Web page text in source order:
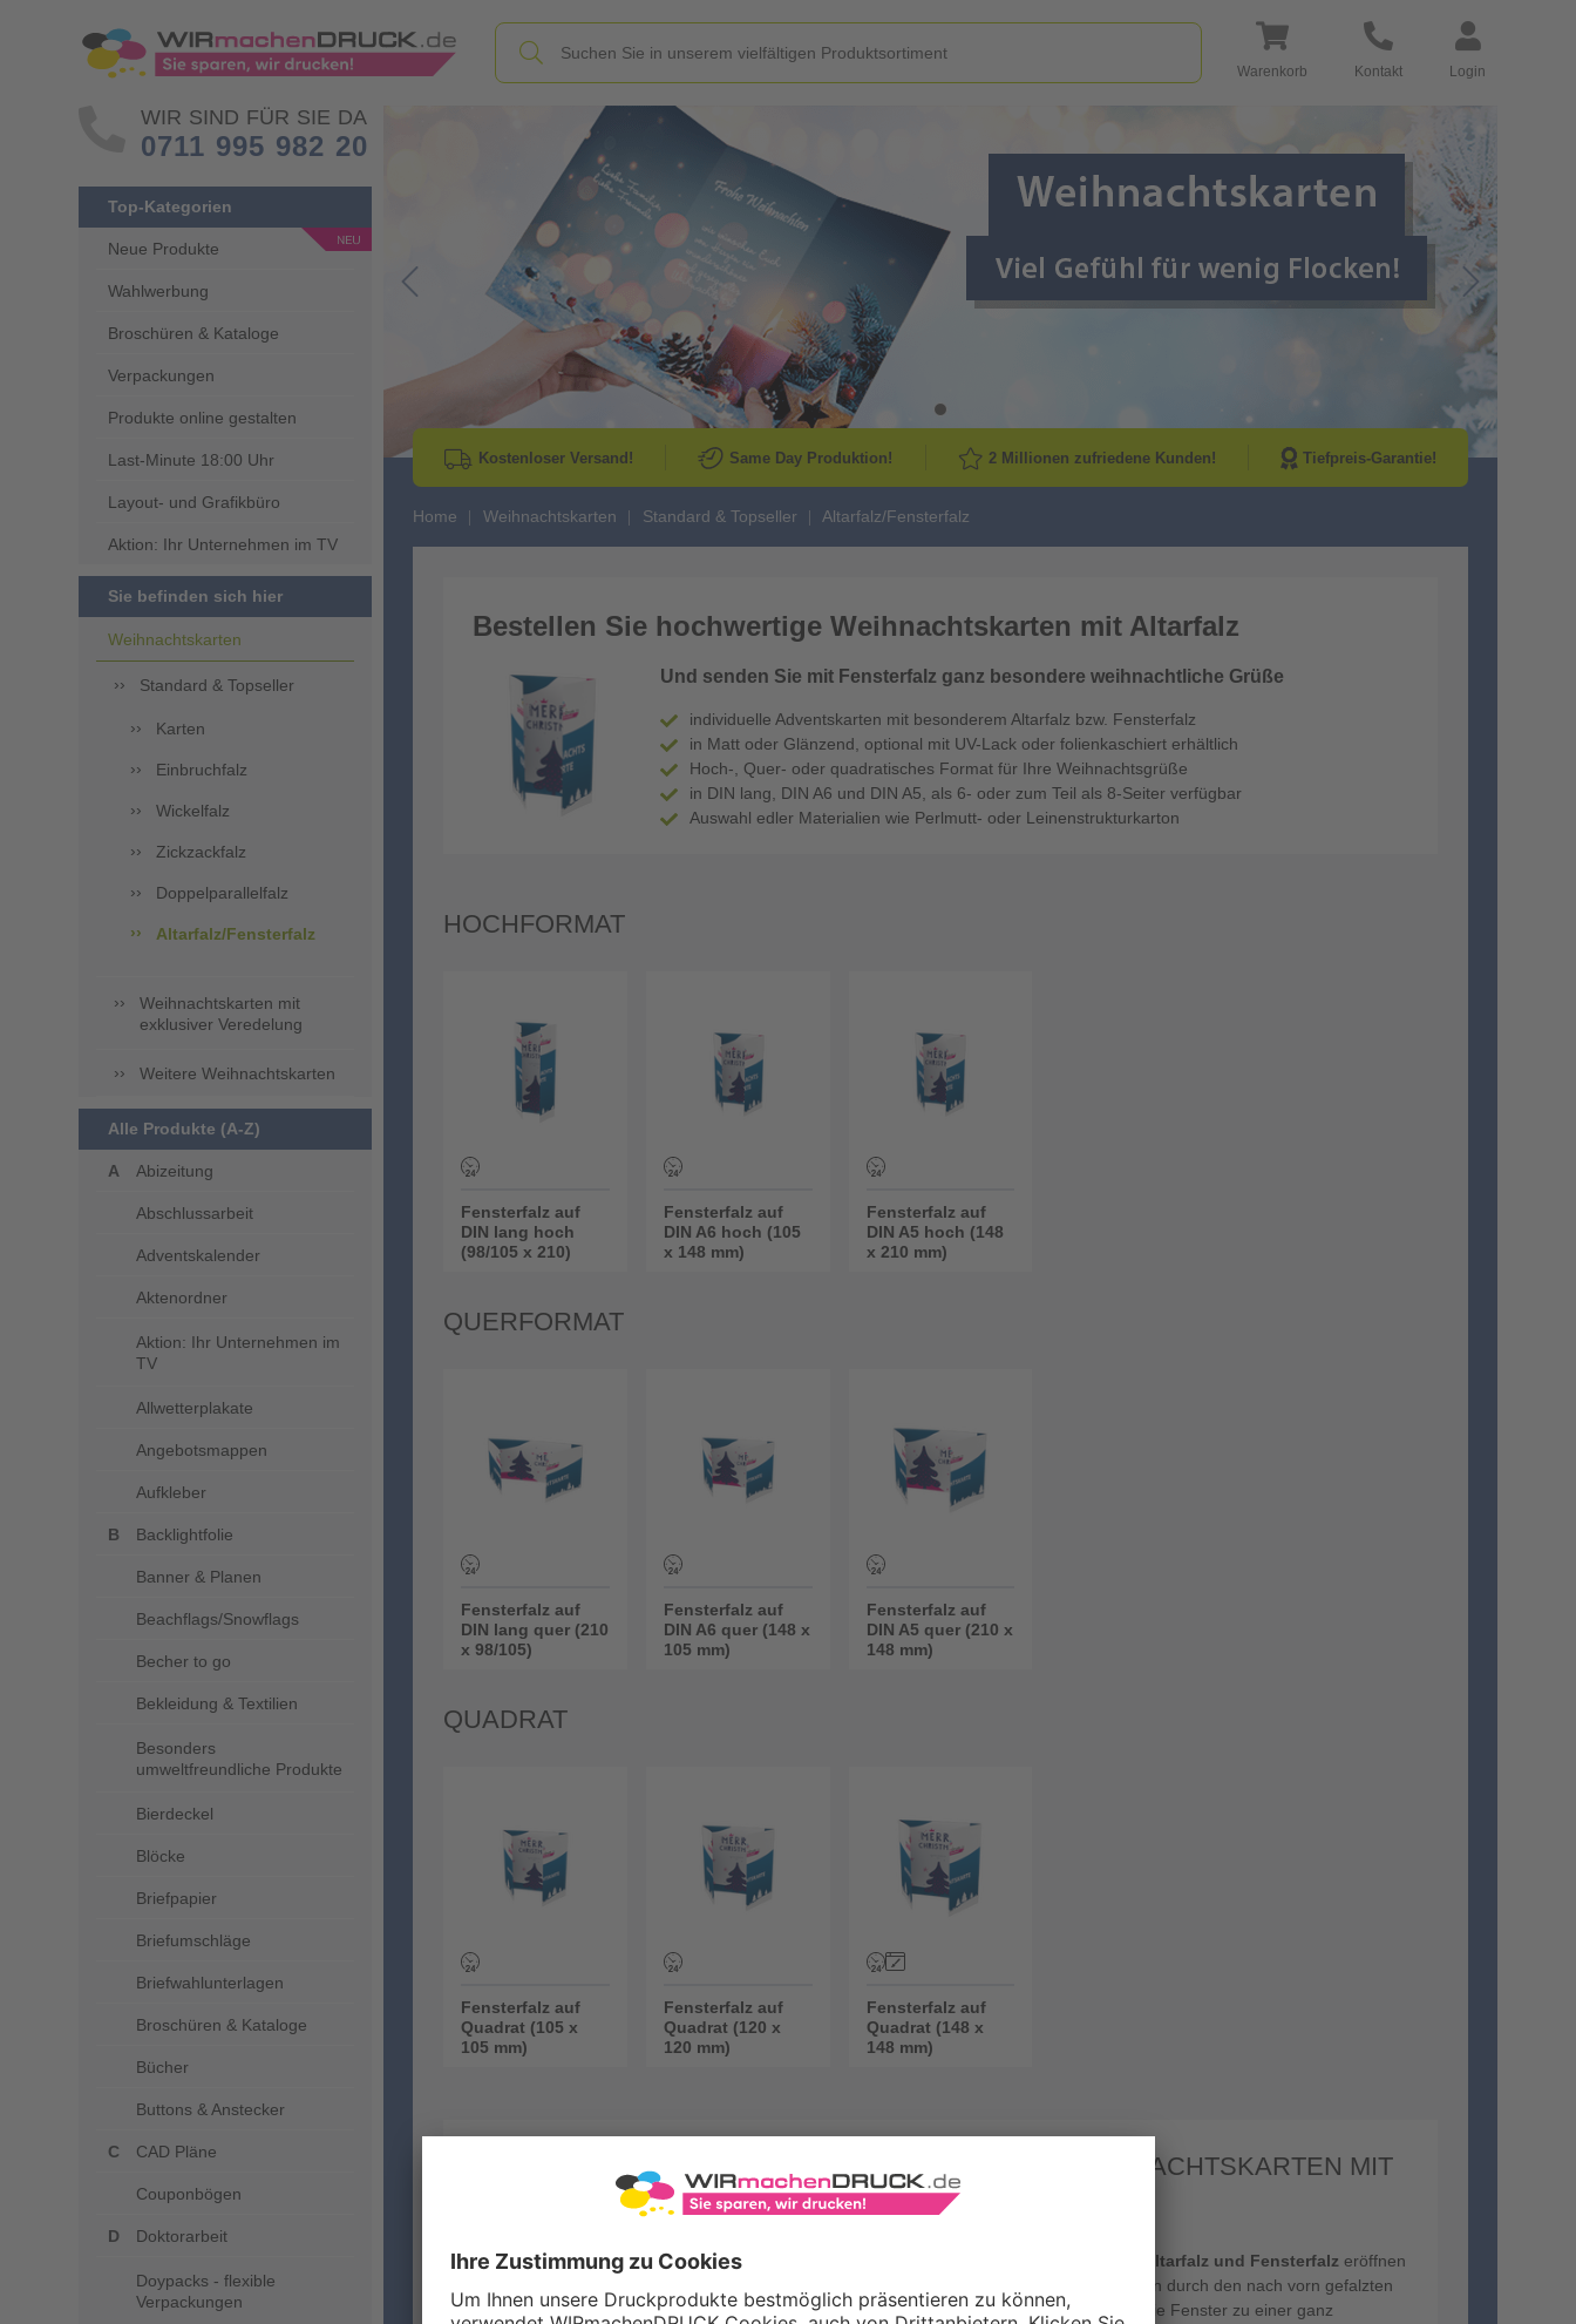
Warenkorb Kontakt Login
WIR SIND FÜR SIE DA
0711 995 982 20
Top-Kategorien
Neue Produkte
Wahlwerbung
Broschüren & Kataloge
Verpackungen
Produkte online gestalten
Last-Minute 18:00 Uhr
Layout- und Grafikbüro
Aktion: Ihr Unternehmen im TV
Sie befinden sich hier
Weihnachtskarten
Standard & Topseller
Karten
Einbruchfalz
Wickelfalz
Zickzackfalz
Doppelparallelfalz
Altarfalz/Fensterfalz
Weihnachtskarten mit
exklusiver Veredelung
Weitere Weihnachtskarten
Alle Produkte (A-Z)
Abizeitung
Abschlussarbeit
Adventskalender
Aktenordner
Aktion: Ihr Unternehmen im
TV
Allwetterplakate
Angebotsmappen
Aufkleber
Backlightfolie
Banner & Planen
Beachflags/Snowflags
Becher to go
Bekleidung & Textilien
Besonders
umweltfreundliche Produkte
Bierdeckel
Blöcke
Briefpapier
Briefumschläge
Briefwahlunterlagen
Broschüren & Kataloge
Bücher
Buttons & Anstecker
CAD Pläne
Couponbögen
Doktorarbeit
Doypacks - flexible
Verpackungen
Go to Previous Slide Go to Next
Kostenloser Versand! Same Day Produktion! 2 Millionen zufriedene Kunden! Tiefpreis-Garantie!
Home Weihnachtskarten Standard & Topseller Altarfalz/Fensterfalz
Bestellen Sie hochwertige Weihnachtskarten mit Altarfalz
Und senden Sie mit Fensterfalz ganz besondere weihnachtliche Grüße
individuelle Adventskarten mit besonderem Altarfalz bzw. Fensterfalz
in Matt oder Glänzend, optional mit UV-Lack oder folienkaschiert erhältlich
Hoch-, Quer- oder quadratisches Format für Ihre Weihnachtsgrüße
in DIN lang, DIN A6 und DIN A5, als 6- oder zum Teil als 8-Seiter verfügbar
Auswahl edler Materialien wie Perlmutt- oder Leinenstrukturkarton
HOCHFORMAT
Fensterfalz auf
DIN lang hoch
(98/105 x 210)
Fensterfalz auf
DIN A6 hoch (105
x 148 mm)
Fensterfalz auf
DIN A5 hoch (148
x 210 mm)
QUERFORMAT
Fensterfalz auf
DIN lang quer (210
x 98/105)
Fensterfalz auf
DIN A6 quer (148 x
105 mm)
Fensterfalz auf
DIN A5 quer (210 x
148 mm)
QUADRAT
Fensterfalz auf
Quadrat (105 x
105 mm)
Fensterfalz auf
Quadrat (120 x
120 mm)
Fensterfalz auf
Quadrat (148 x
148 mm)
WAS MACHEN WEIHNACHTSKARTEN MIT
ALTARFALZ AUS?
Weihnachtskarten mit Altarfalz und Fensterfalz eröffnen
einen Blick in eine andere Welt – denn durch den nach vorn gefalzten
Bogen erscheint es, als würde man die Fenster zu einer ganz